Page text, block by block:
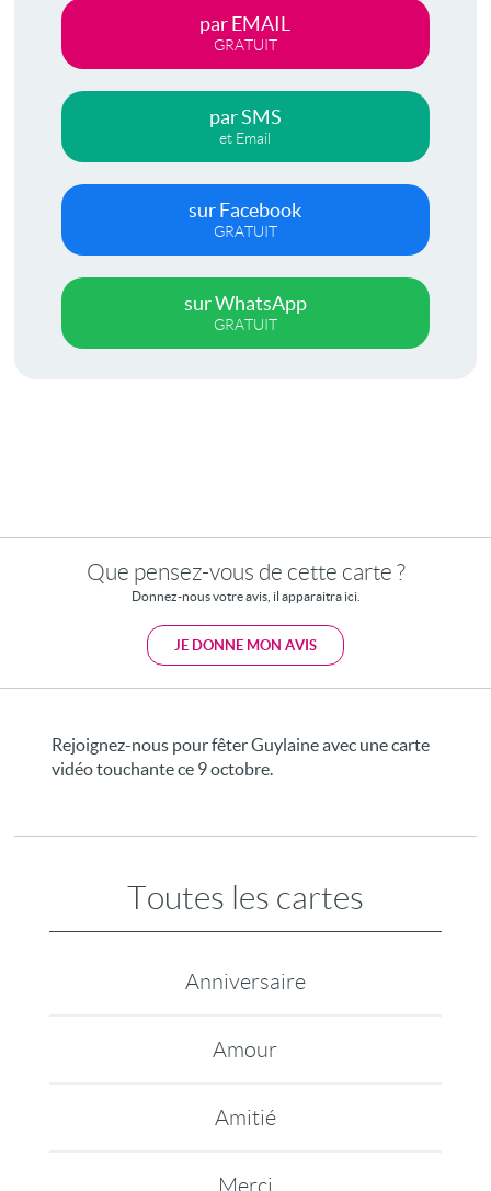
par EMAIL
GRATUIT
par SMS
et Email
sur Facebook
GRATUIT
sur WhatsApp
GRATUIT
Que pensez-vous de cette carte ?
Donnez-nous votre avis, il apparaitra ici.
JE DONNE MON AVIS
Rejoignez-nous pour fêter Guylaine avec une carte
vidéo touchante ce 9 octobre.
Toutes les cartes
Anniversaire
Amour
Amitié
Merci